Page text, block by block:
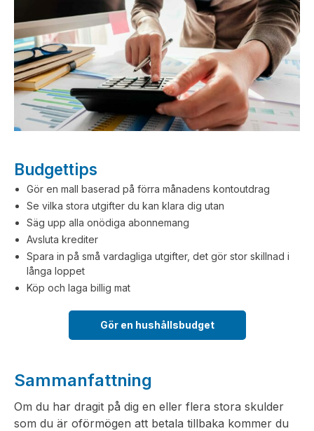
Budgettips
Gör en mall baserad på förra månadens kontoutdrag
Se vilka stora utgifter du kan klara dig utan
Säg upp alla onödiga abonnemang
Avsluta krediter
Spara in på små vardagliga utgifter, det gör stor skillnad i
långa loppet
Köp och laga billig mat
Gör en hushållsbudget
Sammanfattning
Om du har dragit på dig en eller flera stora skulder
som du är oförmögen att betala tillbaka kommer du